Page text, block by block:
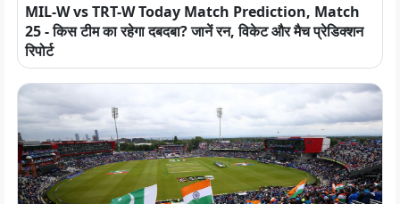
MIL-W vs TRT-W Today Match Prediction, Match
25 - किस टीम का रहेगा दबदबा? जानें रन, विकेट और मैच प्रेडिक्शन
रिपोर्ट